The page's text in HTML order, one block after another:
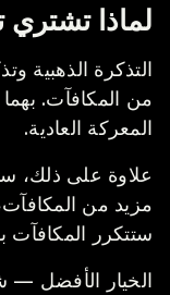
لماذا تشتري
التذكرة الذهبية
من المكافآت.
المعركة العادية.
علاوة على ذلك،
مزيد من
ستتكرر المكافآت
الخيار الأفضل —